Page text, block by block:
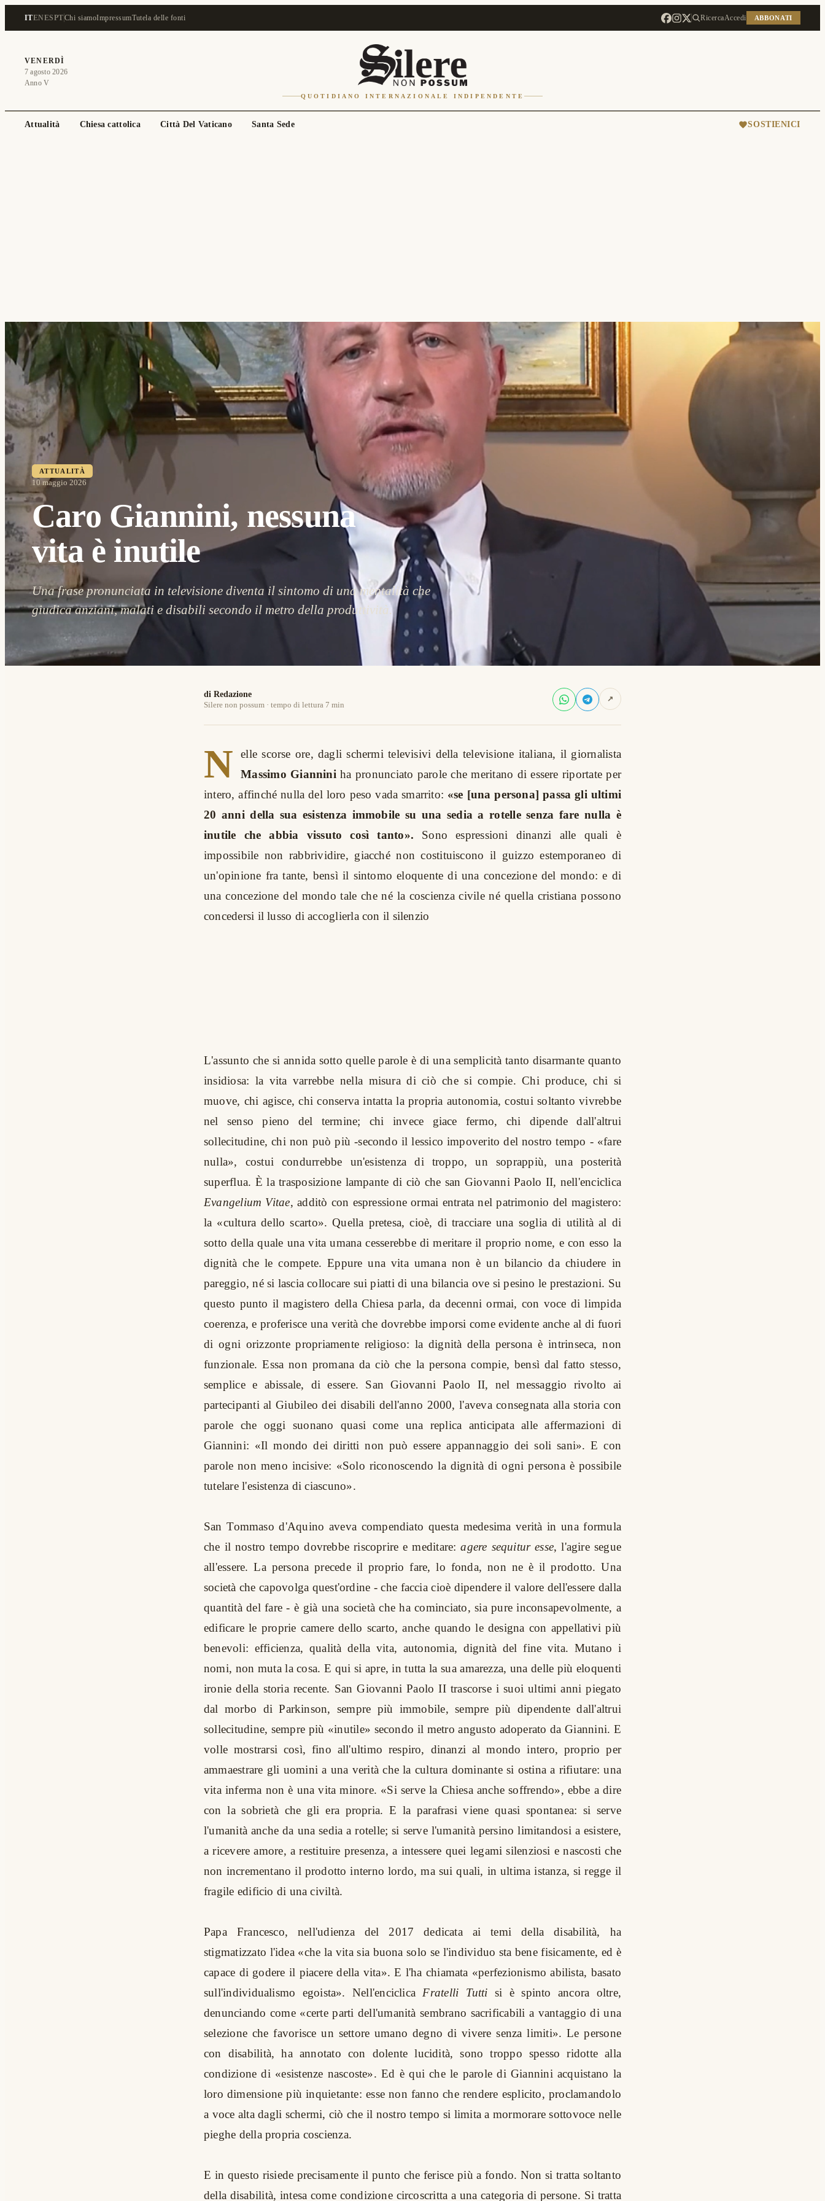
ITENESPTChi siamoImpressumTutela delle fonti RicercaAccedi ABBONATI
VENERDÌ
7 agosto 2026
Anno V
QUOTIDIANO INTERNAZIONALE INDIPENDENTE
Attualità Chiesa cattolica Città Del Vaticano Santa Sede SOSTIENICI
ATTUALITÀ
10 maggio 2026
Caro Giannini, nessuna
vita è inutile
Una frase pronunciata in televisione diventa il sintomo di una mentalità che
giudica anziani, malati e disabili secondo il metro della produttività.
di Redazione
Silere non possum · tempo di lettura 7 min
↗
N
elle scorse ore, dagli schermi televisivi della televisione italiana, il giornalista
Massimo Giannini ha pronunciato parole che meritano di essere riportate per
intero, affinché nulla del loro peso vada smarrito: «se [una persona] passa gli ultimi
20 anni della sua esistenza immobile su una sedia a rotelle senza fare nulla è
inutile che abbia vissuto così tanto». Sono espressioni dinanzi alle quali è
impossibile non rabbrividire, giacché non costituiscono il guizzo estemporaneo di
un'opinione fra tante, bensì il sintomo eloquente di una concezione del mondo: e di
una concezione del mondo tale che né la coscienza civile né quella cristiana possono
concedersi il lusso di accoglierla con il silenzio
L'assunto che si annida sotto quelle parole è di una semplicità tanto disarmante quanto
insidiosa: la vita varrebbe nella misura di ciò che si compie. Chi produce, chi si
muove, chi agisce, chi conserva intatta la propria autonomia, costui soltanto vivrebbe
nel senso pieno del termine; chi invece giace fermo, chi dipende dall'altrui
sollecitudine, chi non può più -secondo il lessico impoverito del nostro tempo - «fare
nulla», costui condurrebbe un'esistenza di troppo, un soprappiù, una posterità
superflua. È la trasposizione lampante di ciò che san Giovanni Paolo II, nell'enciclica
Evangelium Vitae, additò con espressione ormai entrata nel patrimonio del magistero:
la «cultura dello scarto». Quella pretesa, cioè, di tracciare una soglia di utilità al di
sotto della quale una vita umana cesserebbe di meritare il proprio nome, e con esso la
dignità che le compete. Eppure una vita umana non è un bilancio da chiudere in
pareggio, né si lascia collocare sui piatti di una bilancia ove si pesino le prestazioni. Su
questo punto il magistero della Chiesa parla, da decenni ormai, con voce di limpida
coerenza, e proferisce una verità che dovrebbe imporsi come evidente anche al di fuori
di ogni orizzonte propriamente religioso: la dignità della persona è intrinseca, non
funzionale. Essa non promana da ciò che la persona compie, bensì dal fatto stesso,
semplice e abissale, di essere. San Giovanni Paolo II, nel messaggio rivolto ai
partecipanti al Giubileo dei disabili dell'anno 2000, l'aveva consegnata alla storia con
parole che oggi suonano quasi come una replica anticipata alle affermazioni di
Giannini: «Il mondo dei diritti non può essere appannaggio dei soli sani». E con
parole non meno incisive: «Solo riconoscendo la dignità di ogni persona è possibile
tutelare l'esistenza di ciascuno».
San Tommaso d'Aquino aveva compendiato questa medesima verità in una formula
che il nostro tempo dovrebbe riscoprire e meditare:agere sequitur esse, l'agire segue
all'essere. La persona precede il proprio fare, lo fonda, non ne è il prodotto. Una
società che capovolga quest'ordine - che faccia cioè dipendere il valore dell'essere dalla
quantità del fare - è già una società che ha cominciato, sia pure inconsapevolmente, a
edificare le proprie camere dello scarto, anche quando le designa con appellativi più
benevoli: efficienza, qualità della vita, autonomia, dignità del fine vita. Mutano i
nomi, non muta la cosa. E qui si apre, in tutta la sua amarezza, una delle più eloquenti
ironie della storia recente. San Giovanni Paolo II trascorse i suoi ultimi anni piegato
dal morbo di Parkinson, sempre più immobile, sempre più dipendente dall'altrui
sollecitudine, sempre più «inutile» secondo il metro angusto adoperato da Giannini. E
volle mostrarsi così, fino all'ultimo respiro, dinanzi al mondo intero, proprio per
ammaestrare gli uomini a una verità che la cultura dominante si ostina a rifiutare: una
vita inferma non è una vita minore. «Si serve la Chiesa anche soffrendo», ebbe a dire
con la sobrietà che gli era propria. E la parafrasi viene quasi spontanea: si serve
l'umanità anche da una sedia a rotelle; si serve l'umanità persino limitandosi a esistere,
a ricevere amore, a restituire presenza, a intessere quei legami silenziosi e nascosti che
non incrementano il prodotto interno lordo, ma sui quali, in ultima istanza, si regge il
fragile edificio di una civiltà.
Papa Francesco, nell'udienza del 2017 dedicata ai temi della disabilità, ha
stigmatizzato l'idea «che la vita sia buona solo se l'individuo sta bene fisicamente, ed è
capace di godere il piacere della vita». E l'ha chiamata «perfezionismo abilista, basato
sull'individualismo egoista». Nell'enciclica Fratelli Tutti si è spinto ancora oltre,
denunciando come «certe parti dell'umanità sembrano sacrificabili a vantaggio di una
selezione che favorisce un settore umano degno di vivere senza limiti». Le persone
con disabilità, ha annotato con dolente lucidità, sono troppo spesso ridotte alla
condizione di «esistenze nascoste». Ed è qui che le parole di Giannini acquistano la
loro dimensione più inquietante: esse non fanno che rendere esplicito, proclamandolo
a voce alta dagli schermi, ciò che il nostro tempo si limita a mormorare sottovoce nelle
pieghe della propria coscienza.
E in questo risiede precisamente il punto che ferisce più a fondo. Non si tratta soltanto
della disabilità, intesa come condizione circoscritta a una categoria di persone. Si tratta